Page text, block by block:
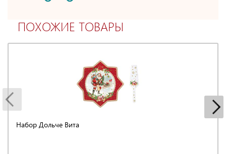
ПОХОЖИЕ ТОВАРЫ
Набор Дольче Вита